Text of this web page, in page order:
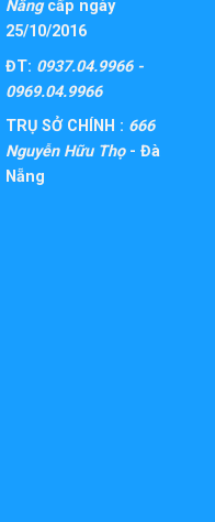
Nẵngcấp ngày
25/10/2016
ĐT: 0937.04.9966 -
0969.04.9966
TRỤ SỞ CHÍNH : 666
Nguyễn Hữu Thọ- Đà
Nẵng